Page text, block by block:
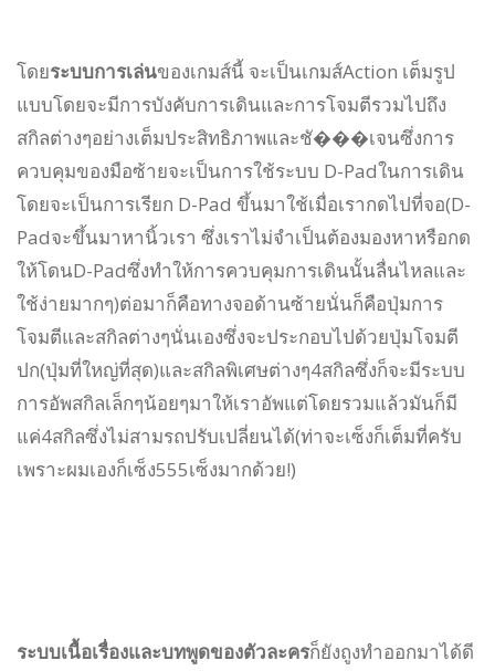
โดยระบบการเล่นของเกมส์นี้ จะเป็นเกมส์Action เต็มรูป
แบบโดยจะมีการบังคับการเดินและการโจมตีรวมไปถึง
สกิลต่างๆอย่างเต็มประสิทธิภาพและชั���เจนซึ่งการ
ควบคุมของมือซ้ายจะเป็นการใช้ระบบ D-Padในการเดิน
โดยจะเป็นการเรียก D-Pad ขึ้นมาใช้เมื่อเรากดไปที่จอ(D-
Padจะขึ้นมาหานิ้วเรา ซึ่งเราไม่จำเป็นต้องมองหาหรือกด
ให้โดนD-Padซึ่งทำให้การควบคุมการเดินนั้นลื่นไหลและ
ใช้ง่ายมากๆ)ต่อมาก็คือทางจอด้านซ้ายนั่นก็คือปุ่มการ
โจมตีและสกิลต่างๆนั่นเองซึ่งจะประกอบไปด้วยปุ่มโจมตี
ปก(ปุ่มที่ใหญ่ที่สุด)และสกิลพิเศษต่างๆ4สกิลซึ่งก็จะมีระบบ
การอัพสกิลเล็กๆน้อยๆมาให้เราอัพแต่โดยรวมแล้วมันก็มี
แค่4สกิลซึ่งไม่สามรถปรับเปลี่ยนได้(ท่าจะเซ็งก็เต็มที่ครับ
เพราะผมเองก็เซ็ง555เซ็งมากด้วย!)
ระบบเนื้อเรื่องและบทพูดของตัวละครก็ยังถูงทำออกมาได้ดี